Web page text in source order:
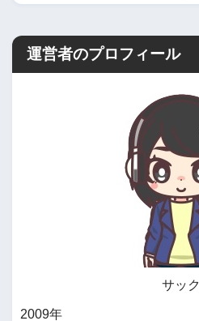
運営者のプロフィール
サック
2009年